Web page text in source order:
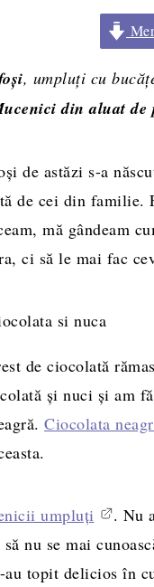
, umpluți cu
din aluat de
de astăzi s-a
de cei din familie.
mă gândeam
ci să le mai fac
de ciocolată
și nuci și am
Ciocolata
umpluți
. Nu
nu se mai
topit delicios în